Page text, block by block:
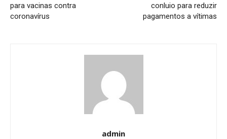
para vacinas contra
coronavírus
conluio para reduzir
pagamentos a vítimas
admin